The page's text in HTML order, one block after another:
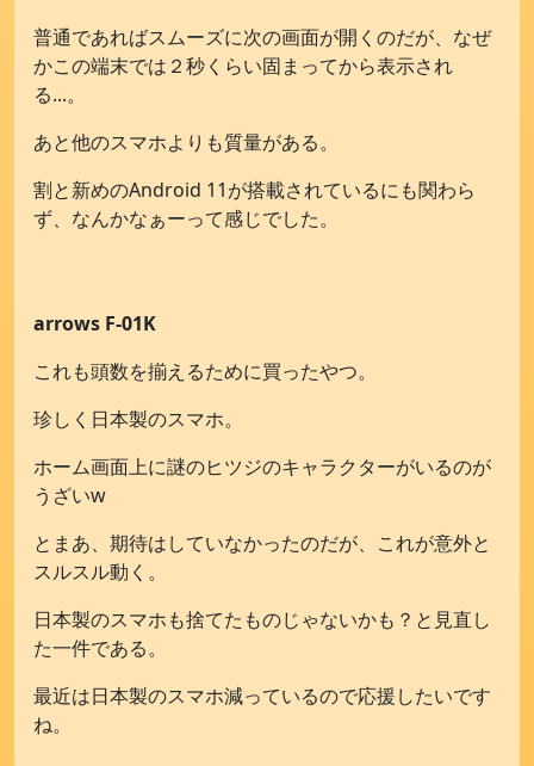
普通であればスムーズに次の画面が開くのだが、なぜ
かこの端末では２秒くらい固まってから表示され
る...。
あと他のスマホよりも質量がある。
割と新めのAndroid 11が搭載されているにも関わら
ず、なんかなぁーって感じでした。
arrows F-01K
これも頭数を揃えるために買ったやつ。
珍しく日本製のスマホ。
ホーム画面上に謎のヒツジのキャラクターがいるのが
うざいw
とまあ、期待はしていなかったのだが、これが意外と
スルスル動く。
日本製のスマホも捨てたものじゃないかも？と見直し
た一件である。
最近は日本製のスマホ減っているので応援したいです
ね。